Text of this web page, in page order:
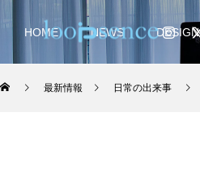
HOME NEWS DESIGN
最新情報 日常の出来事